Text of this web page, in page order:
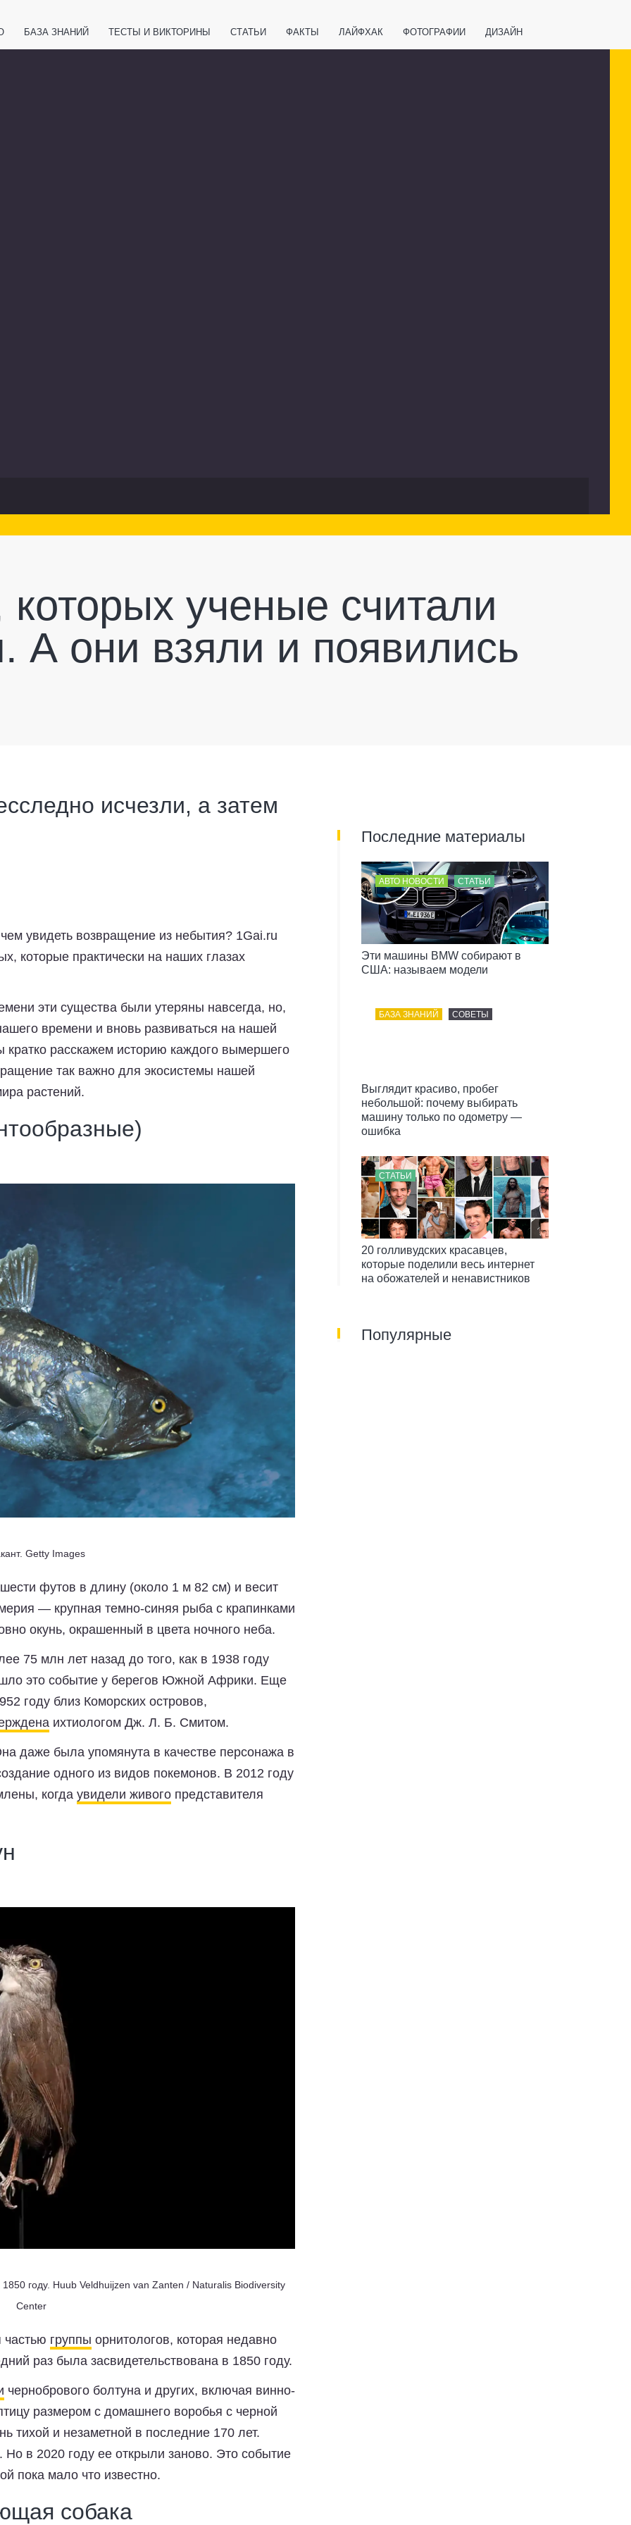
БАЗА ЗНАНИЙ ТЕСТЫ И ВИКТОРИНЫ СТАТЬИ ФАКТЫ ЛАЙФХАК ФОТОГРАФИИ ДИЗАЙН
ученые считали
они взяли и появились
исчезли, а затем
увидеть возвращение из небытия? 1Gai.ru
которые практически на наших глазах
эти существа были утеряны навсегда, но,
времени и вновь развиваться на нашей
расскажем историю каждого вымершего
так важно для экосистемы нашей
растений.
Getty Images
футов в длину (около 1 м 82 см) и весит
— крупная темно-синяя рыба с крапинками
окунь, окрашенный в цвета ночного неба.
75 млн лет назад до того, как в 1938 году
это событие у берегов Южной Африки. Еще
году близ Коморских островов,
ихтиологом Дж. Л. Б. Смитом.
даже была упомянута в качестве персонажа в
одного из видов покемонов. В 2012 году
когда увидели живого представителя
году. Huub Veldhuijzen van Zanten / Naturalis Biodiversity
Center
частью группы орнитологов, которая недавно
раз была засвидетельствована в 1850 году.
чернобрового болтуна и других, включая винно-
размером с домашнего воробья с черной
тихой и незаметной в последние 170 лет.
в 2020 году ее открыли заново. Это событие
пока мало что известно.
собака
Последние материалы
АВТО НОВОСТИ СТАТЬИ
Эти машины BMW собирают в
США: называем модели
БАЗА ЗНАНИЙ СОВЕТЫ
Выглядит красиво, пробег
небольшой: почему выбирать
машину только по одометру —
ошибка
СТАТЬИ
20 голливудских красавцев,
которые поделили весь интернет
на обожателей и ненавистников
Популярные